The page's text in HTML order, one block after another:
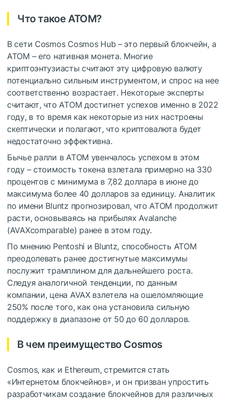
Что такое ATOM?
В сети Cosmos Cosmos Hub – это первый блокчейн, а
ATOM – его нативная монета. Многие
криптоэнтузиасты считают эту цифровую валюту
потенциально сильным инструментом, и спрос на нее
соответственно возрастает. Некоторые эксперты
считают, что ATOM достигнет успехов именно в 2022
году, в то время как некоторые из них настроены
скептически и полагают, что криптовалюта будет
недостаточно эффективна.
Бычье ралли в ATOM увенчалось успехом в этом
году – стоимость токена взлетала примерно на 330
процентов с минимума в 7,82 доллара в июне до
максимума более 40 долларов за единицу. Аналитик
по имени Bluntz прогнозировал, что ATOM продолжит
расти, основываясь на прибылях Avalanche
(AVAXcomparable) ранее в этом году.
По мнению Pentoshi и Bluntz, способность ATOM
преодолевать ранее достигнутые максимумы
послужит трамплином для дальнейшего роста.
Следуя аналогичной тенденции, по данным
компании, цена AVAX взлетела на ошеломляющие
250% после того, как она установила сильную
поддержку в диапазоне от 50 до 60 долларов.
В чем преимущество Cosmos
Cosmos, как и Ethereum, стремится стать
«Интернетом блокчейнов», и он призван упростить
разработчикам создание блокчейнов для различных